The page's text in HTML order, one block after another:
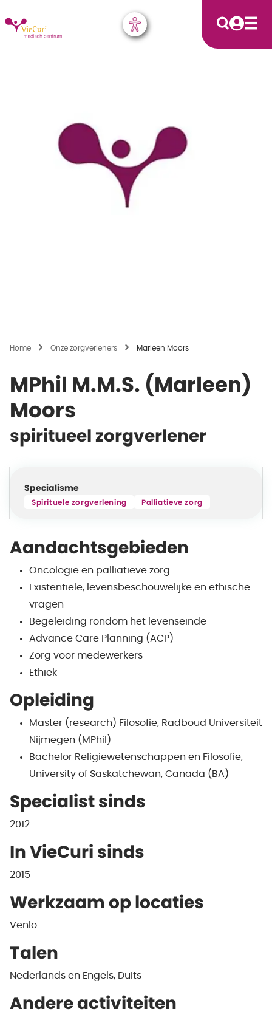
Home Onze zorgverleners Marleen Moors
MPhil M.M.S. (Marleen)
Moors
spiritueel zorgverlener
Specialisme
Spirituele zorgverlening Palliatieve zorg
Aandachtsgebieden
Oncologie en palliatieve zorg
Existentiële, levensbeschouwelijke en ethische
vragen
Begeleiding rondom het levenseinde
Advance Care Planning (ACP)
Zorg voor medewerkers
Ethiek
Opleiding
Master (research) Filosofie, Radboud Universiteit
Nijmegen (MPhil)
Bachelor Religiewetenschappen en Filosofie,
University of Saskatchewan, Canada (BA)
Specialist sinds
2012
In VieCuri sinds
2015
Werkzaam op locaties
Venlo
Talen
Nederlands en Engels, Duits
Andere activiteiten